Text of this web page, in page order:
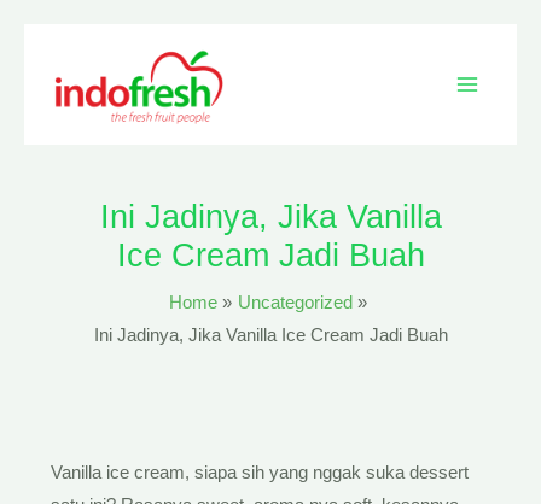
content
Menu
Ini Jadinya, Jika Vanilla
Ice Cream Jadi Buah
Home
Uncategorized
Ini Jadinya, Jika Vanilla Ice Cream Jadi Buah
Vanilla ice cream, siapa sih yang nggak suka dessert